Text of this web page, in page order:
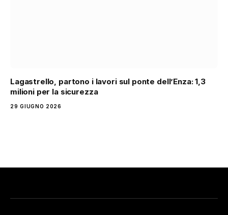
Lagastrello, partono i lavori sul ponte dell’Enza: 1,3
milioni per la sicurezza
29 GIUGNO 2026